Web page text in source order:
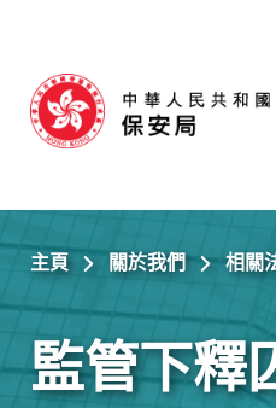
主頁 關於我們 相關
監管下釋